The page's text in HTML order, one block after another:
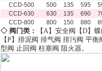
CCD-500
500 135 595
CCD-630
630 135 690
CCD-800
800 150 880
◇ 阀门类： 【A】 安全阀 【D】
【P】 排泥阀 排气阀 排污阀 平衡
型阀 止回阀 柱塞阀 阻火器。